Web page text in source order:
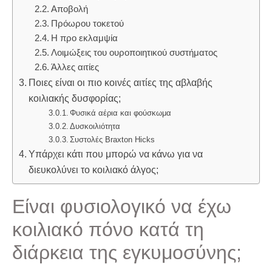
Αποβολή
Πρόωρου τοκετού
Η προ εκλαμψία
Λοιμώξεις του ουροποιητικού συστήματος
Άλλες αιτίες
Ποιες είναι οι πιο κοινές αιτίες της αβλαβής
κοιλιακής δυσφορίας;
Φυσικά αέρια και φούσκωμα
Δυσκοιλιότητα
Συστολές Braxton Hicks
Υπάρχει κάτι που μπορώ να κάνω για να
διευκολύνει το κοιλιακό άλγος;
Είναι φυσιολογικό να έχω
κοιλιακό πόνο κατά τη
διάρκεια της εγκυμοσύνης;